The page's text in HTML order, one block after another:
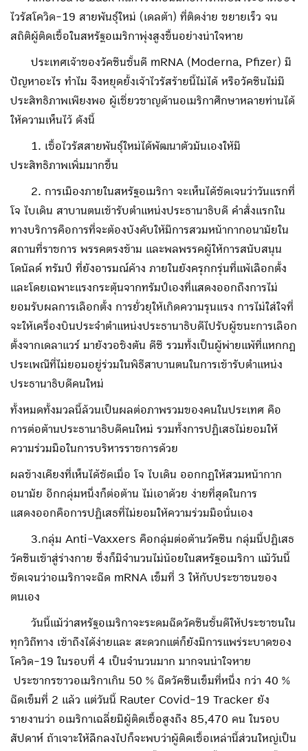
ไวรัสโควิด-19 สายพันธุ์ใหม่ (เดลต้า) ที่ติดง่าย ขยายเร็ว จน
สถิติผู้ติดเชื้อในสหรัฐอเมริกาพุ่งสูงขึ้นอย่างน่าใจหาย
ประเทศเจ้าของวัคซีนชั้นดี mRNA (Moderna, Pfizer) มี
ปัญหาอะไร ทำไม จึงหยุดยั้งเจ้าไวรัสร้ายนี้ไม่ได้ หรือวัคซีนไม่มี
ประสิทธิภาพเพียงพอ ผู้เชี่ยวชาญด้านอเมริกาศึกษาหลายท่านได้
ให้ความเห็นไว้ ดังนี้
1. เชื้อไวรัสสายพันธุ์ใหม่ได้พัฒนาตัวมันเองให้มี
ประสิทธิภาพเพิ่มมากขึ้น
2. การเมืองภายในสหรัฐอเมริกา จะเห็นได้ชัดเจนว่าวันแรกที่
โจ ไบเดิน สาบานตนเข้ารับตำแหน่งประธานาธิบดี คำสั่งแรกใน
ทางบริการคือการที่จะต้องบังคับให้มีการสวมหน้ากากอนามัยใน
สถานที่ราชการ พรรคตรงข้าม และพลพรรคผู้ให้การสนับสนุน
โดนัลด์ ทรัมป์ ที่ยังอารมณ์ค้าง ภายในยังครุกกรุ่นที่แพ้เลือกตั้ง
และโดยเฉพาะแรงกระตุ้นจากทรัมป์เองที่แสดงออกถึงการไม่
ยอมรับผลการเลือกตั้ง การยั่วยุให้เกิดความรุนแรง การไม่ใส่ใจที่
จะให้เครื่องบินประจำตำแหน่งประธานาธิบดีไปรับผู้ชนะการเลือก
ตั้งจากเดลาแวร์ มายังวอชิงตัน ดีซี รวมทั้งเป็นผู้พ่ายแพ้ที่แหกกฎ
ประเพณีที่ไม่ยอมอยู่ร่วมในพิธีสาบานตนในการเข้ารับตำแหน่ง
ประธานาธิบดีคนใหม่
ทั้งหมดทั้งมวลนี้ล้วนเป็นผลต่อภาพรวมของคนในประเทศ คือ
การต่อต้านประธานาธิบดีคนใหม่ รวมทั้งการปฏิเสธไม่ยอมให้
ความร่วมมือในการบริหารราชการด้วย
ผลข้างเคียงที่เห็นได้ชัดเมื่อ โจ ไบเดิน ออกกฎให้สวมหน้ากาก
อนามัย อีกกลุ่มหนึ่งก็ต่อต้าน ไม่เอาด้วย ง่ายที่สุดในการ
แสดงออกคือการปฏิเสธที่ไม่ยอมให้ความร่วมมือนั่นเอง
3.กลุ่ม Anti-Vaxxers คือกลุ่มต่อต้านวัคซีน กลุ่มนี้ปฎิเสธ
วัคซีนเข้าสู่ร่างกาย ซึ่งก็มีจำนวนไม่น้อยในสหรัฐอเมริกา แม้วันนี้
ชัดเจนว่าอเมริกาจะฉีด mRNA เข็มที่ 3 ให้กับประชาชนของ
ตนเอง
วันนี้แม้ว่าสหรัฐอเมริกาจะระดมฉีดวัคซีนชั้นดีให้ประชาชนใน
ทุกวิถีทาง เข้าถึงได้ง่ายและ สะดวกแต่ก็ยังมีการแพร่ระบาดของ
โควิด-19 ในรอบที่ 4 เป็นจำนวนมาก มากจนน่าใจหาย
ประชากรชาวอเมริกาเกิน 50 % ฉีดวัคซีนเข็มที่หนึ่ง กว่า 40 %
ฉีดเข็มที่ 2 แล้ว แต่วันนี้ Rauter Covid-19 Tracker ยัง
รายงานว่า อเมริกาเฉลี่ยมีผู้ติดเชื้อสูงถึง 85,470 คน ในรอบ
สัปดาห์ ถ้าเจาะให้ลึกลงไปก็จะพบว่าผู้ติดเชื้อเหล่านี้ส่วนใหญ่เป็น